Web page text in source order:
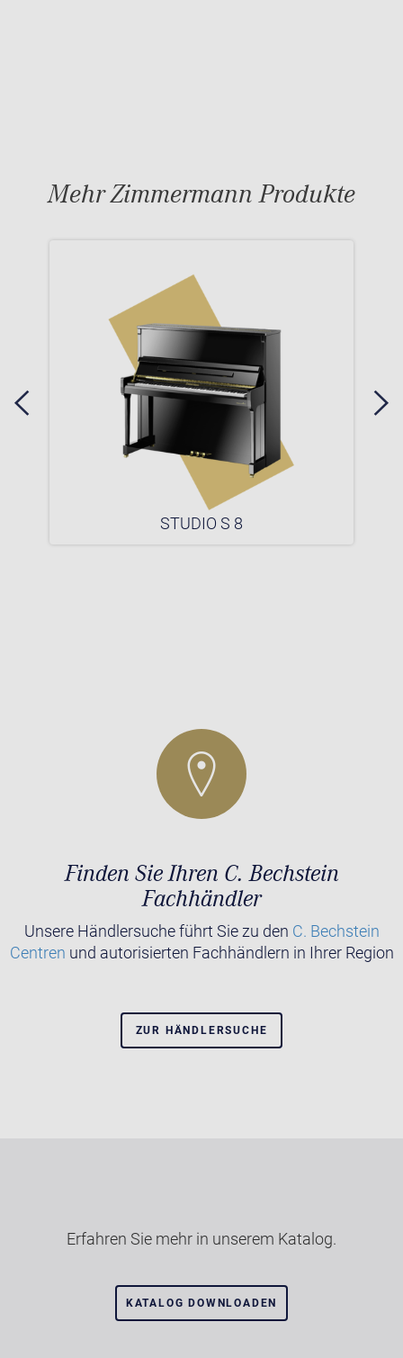
Mehr Zimmermann Produkte
STUDIO S 8
Finden Sie Ihren C. Bechstein
Fachhändler
Unsere Händlersuche führt Sie zu den C. Bechstein
Centren und autorisierten Fachhändlern in Ihrer Region
ZUR HÄNDLERSUCHE
Erfahren Sie mehr in unserem Katalog.
KATALOG DOWNLOADEN